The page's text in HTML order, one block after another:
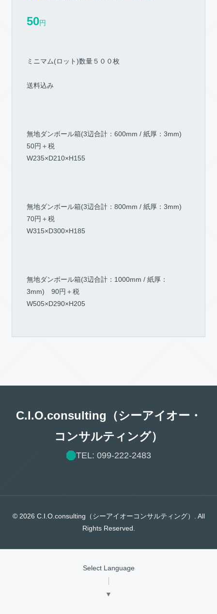
50円
ミニマム(ロット)数量５００枚
送料込み
無地ダンボール箱(3辺合計：600mm / 紙厚：3mm)
50円＋税
W235×D210×H155
無地ダンボール箱(3辺合計：800mm / 紙厚：3mm)
70円＋税
W315×D300×H185
無地ダンボール箱(3辺合計：1000mm / 紙厚：
3mm) 90円＋税
W505×D290×H205
C.I.O.consulting（シーアイオー・
コンサルティング）
TEL: 099-222-2483
© 2026 C.I.O.consulting（シーアイオーコンサルティング）. All
Rights Reserved.
Select Language
▼